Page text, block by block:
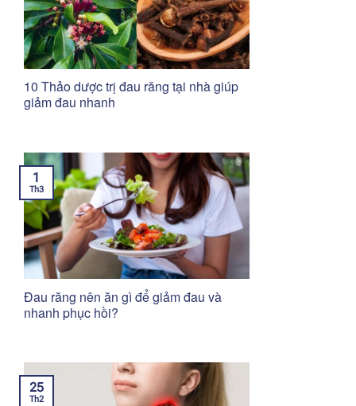
10 Thảo dược trị đau răng tại nhà giúp
giảm đau nhanh
Đau răng nên ăn gì để giảm đau và
nhanh phục hồi?
1
Th3
25
Th2